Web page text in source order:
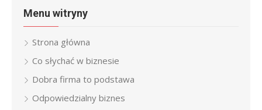
Menu witryny
Strona główna
Co słychać w biznesie
Dobra firma to podstawa
Odpowiedzialny biznes